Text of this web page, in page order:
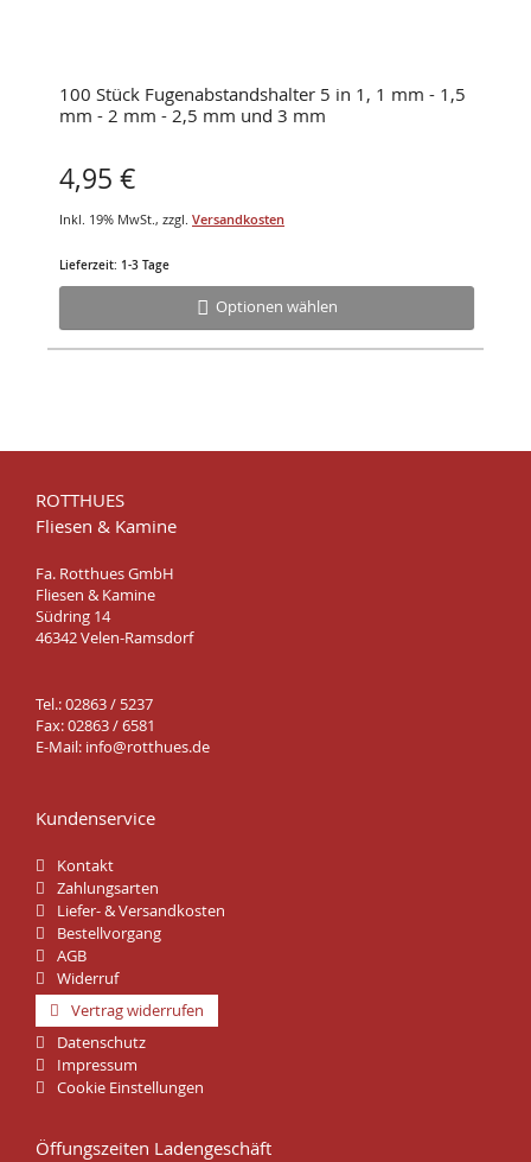
100 Stück Fugenabstandshalter 5 in 1, 1 mm - 1,5
mm - 2 mm - 2,5 mm und 3 mm
4,95 €
Inkl. 19% MwSt., zzgl. Versandkosten
Lieferzeit: 1-3 Tage
Optionen wählen
ROTTHUES
Fliesen & Kamine
Fa. Rotthues GmbH
Fliesen & Kamine
Südring 14
46342 Velen-Ramsdorf
Tel.: 02863 / 5237
Fax: 02863 / 6581
E-Mail: info@rotthues.de
Kundenservice
Kontakt
Zahlungsarten
Liefer- & Versandkosten
Bestellvorgang
AGB
Widerruf
Vertrag widerrufen
Datenschutz
Impressum
Cookie Einstellungen
Öffungszeiten Ladengeschäft